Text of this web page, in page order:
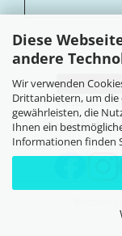
Diese
andere
Wir verwenden
Drittanbietern, um die
gewährleisten, die
Ihnen ein
Informationen finden
Vertrag
Soziale